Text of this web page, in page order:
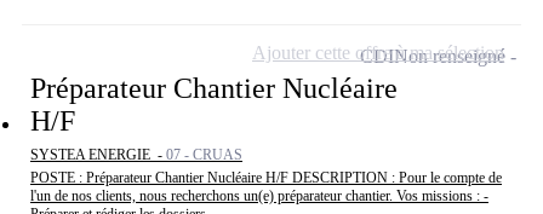
Préparateur Chantier Nucléaire
H/F
SYSTEA ENERGIE - 07 - CRUAS
POSTE : Préparateur Chantier Nucléaire H/F DESCRIPTION : Pour le compte de
l'un de nos clients, nous recherchons un(e) préparateur chantier. Vos missions : -
CDINon renseigné
Ajouter cette offre à ma sélection